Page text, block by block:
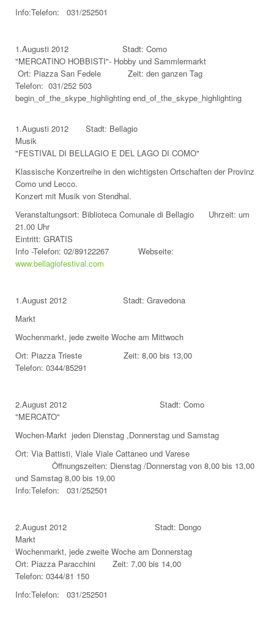
Info:Telefon: 031/252501
1.Augusti 2012 Stadt: Como
"MERCATINO HOBBISTI"- Hobby und Sammlermarkt
Ort: Piazza San Fedele Zeit: den ganzen Tag
Telefon: 031/252 503
begin_of_the_skype_highlighting end_of_the_skype_highlighting
1.Augusti 2012 Stadt: Bellagio
Musik
"FESTIVAL DI BELLAGIO E DEL LAGO DI COMO"
Klassische Konzertreihe in den wichtigsten Ortschaften der Provinz
Como und Lecco.
Konzert mit Musik von Stendhal.
Veranstaltungsort: Biblioteca Comunale di Bellagio Uhrzeit: um
21.00 Uhr
Eintritt: GRATIS
Info -Telefon: 02/89122267 Webseite:
www.bellagiofestival.com
1.August 2012 Stadt: Gravedona
Markt
Wochenmarkt, jede zweite Woche am Mittwoch
Ort: Piazza Trieste Zeit: 8,00 bis 13,00
Telefon: 0344/85291
2.August 2012 Stadt: Como
"MERCATO"
Wochen-Markt jeden Dienstag ,Donnerstag und Samstag
Ort: Via Battisti, Viale Viale Cattaneo und Varese
Öffnungszeiten: Dienstag /Donnerstag von 8,00 bis 13,00
und Samstag 8,00 bis 19,00
Info:Telefon: 031/252501
2.August 2012 Stadt: Dongo
Markt
Wochenmarkt, jede zweite Woche am Donnerstag
Ort: Piazza Paracchini Zeit: 7,00 bis 14,00
Telefon: 0344/81 150
Info:Telefon: 031/252501